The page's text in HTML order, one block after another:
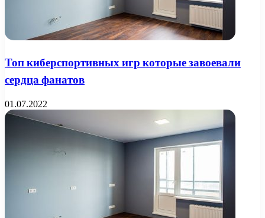
Топ киберспортивных игр которые завоевали
сердца фанатов
01.07.2022